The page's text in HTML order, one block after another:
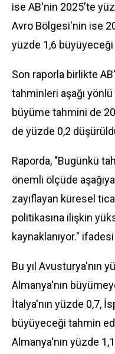
ise AB'nin 2025'te
Avro Bölgesi'nin ise
yüzde 1,6
Son raporla birlikte
tahminleri aşağı
büyüme tahmini de
de yüzde 0,2
Raporda, "Bugünkü
önemli ölçüde
zayıflayan küresel
politikasına ilişkin
kaynaklanıyor." ifadesi
Bu yıl Avusturya'nın
Almanya'nın
İtalya'nın yüzde 0,7,
büyüyeceği tahmin
Almanya'nın yüzde